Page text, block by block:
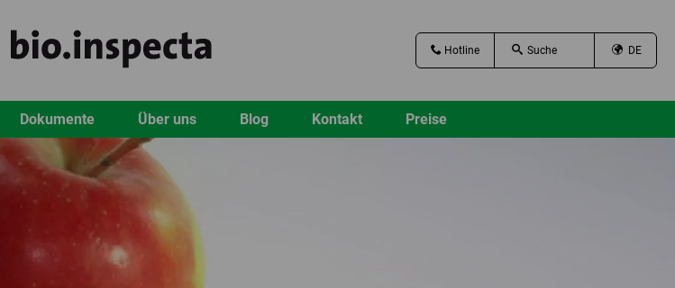
Hotline DE
Dokumente Über uns Blog Kontakt Preise